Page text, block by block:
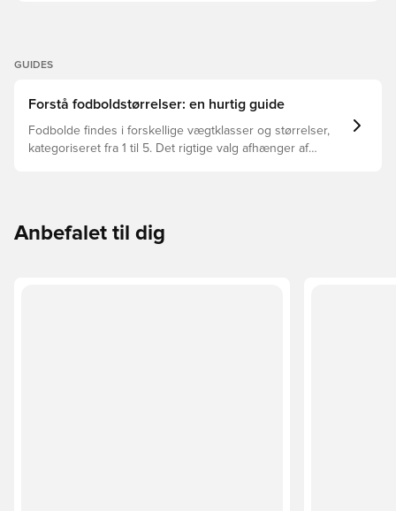
GUIDES
Forstå fodboldstørrelser: en hurtig guide
Fodbolde findes i forskellige vægtklasser og størrelser,
kategoriseret fra 1 til 5. Det rigtige valg afhænger af
Anbefalet til dig